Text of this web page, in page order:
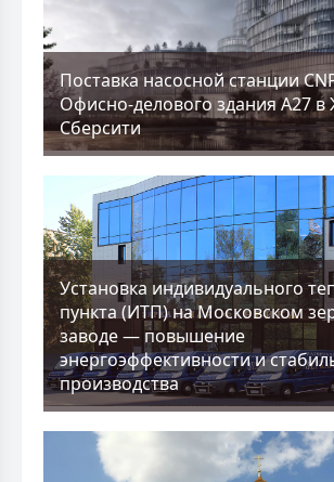
Поставка насосной станции
Офисно-делового здания А27 в
Сберсити
Установка индивидуального
пункта (ИТП) на Московском
заводе — повышение
энергоэффективности и
производства